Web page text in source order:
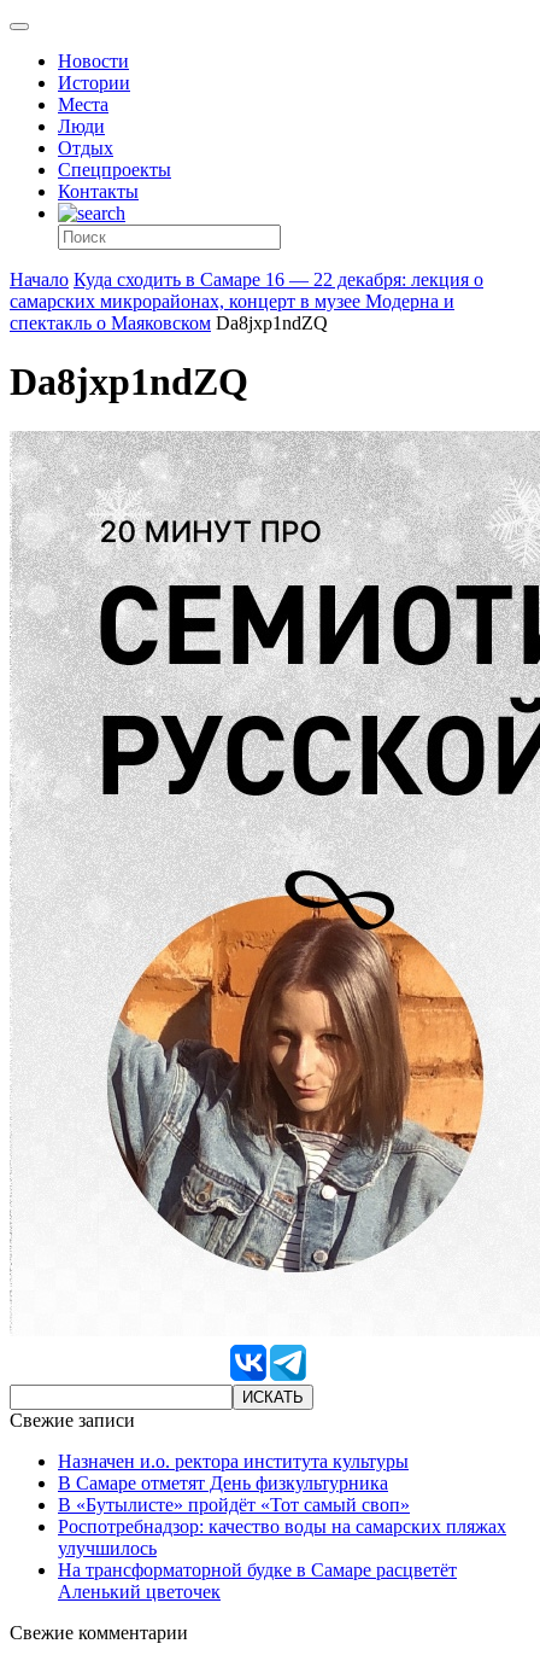
Новости
Истории
Места
Люди
Отдых
Спецпроекты
Контакты
Начало Куда сходить в Самаре 16 — 22 декабря: лекция о
самарских микрорайонах, концерт в музее Модерна и
спектакль о Маяковском Da8jxp1ndZQ
Da8jxp1ndZQ
Свежие записи
Назначен и.о. ректора института культуры
В Самаре отметят День физкультурника
В «Бутылисте» пройдёт «Тот самый своп»
Роспотребнадзор: качество воды на самарских пляжах
улучшилось
На трансформаторной будке в Самаре расцветёт
Аленький цветочек
Свежие комментарии